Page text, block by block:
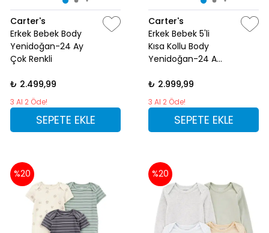
Carter's
Erkek Bebek Body
Yenidoğan-24 Ay
Çok Renkli
₺ 2.499,99
3 Al 2 Öde!
SEPETE EKLE
Carter's
Erkek Bebek 5'li
Kısa Kollu Body
Yenidoğan-24 Ay
₺ 2.999,99
3 Al 2 Öde!
SEPETE EKLE
%20 %20